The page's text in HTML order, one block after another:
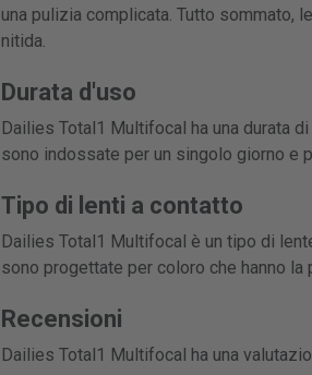
una pulizia complicata. Tutto
nitida.
Durata d'uso
Dailies Total1 Multifocal ha una durata
sono indossate per un singolo giorno e
Tipo di lenti a contatto
Dailies Total1 Multifocal è un tipo di
sono progettate per coloro che hanno
Recensioni
Dailies Total1 Multifocal ha una